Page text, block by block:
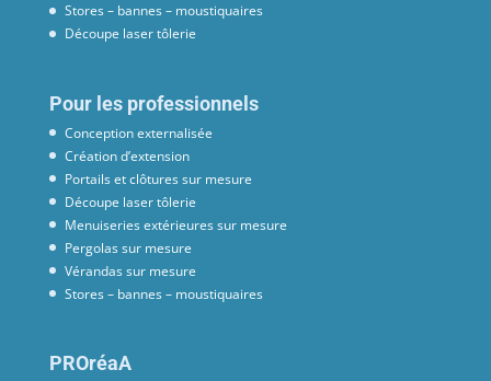
Stores – bannes – moustiquaires
Découpe laser tôlerie
Pour les professionnels
Conception externalisée
Création d’extension
Portails et clôtures sur mesure
Découpe laser tôlerie
Menuiseries extérieures sur mesure
Pergolas sur mesure
Vérandas sur mesure
Stores – bannes – moustiquaires
PROréaA